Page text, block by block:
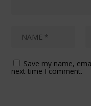
Save my name,
next time I comment.